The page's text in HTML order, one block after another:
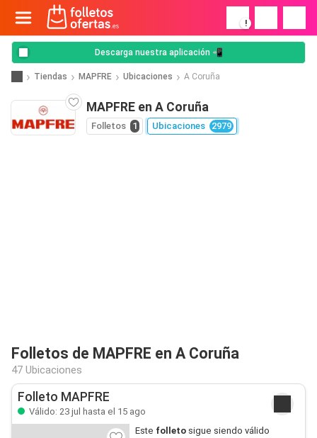
!
Descarga nuestra aplicación 📲
Tiendas MAPFRE Ubicaciones A Coruña
MAPFRE en A Coruña
Folletos 1 Ubicaciones 2979
Folletos de MAPFRE en A Coruña
47 Ubicaciones
Folleto MAPFRE
Válido: 23 jul hasta el 15 ago
Este folletosigue siendo válido